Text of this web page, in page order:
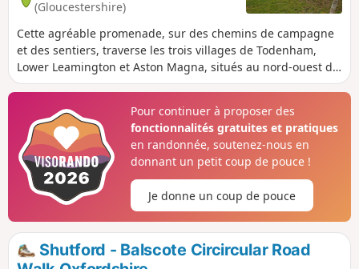
(Gloucestershire)
Cette agréable promenade, sur des chemins de campagne
et des sentiers, traverse les trois villages de Todenham,
Lower Leamington et Aston Magna, situés au nord-ouest de
Morton in the Marsh et au sud-ouest de Shipston, et offre
Pour continuer à proposer des
fonctionnalités gratuites et pratiques
en randonnée, soutenez-nous en
donnant un petit coup de pouce !
Je donne un coup de pouce
Shutford - Balscote Circircular Road